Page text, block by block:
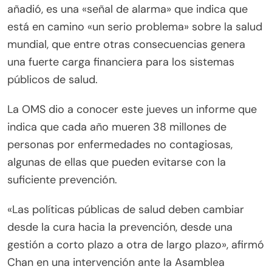
añadió, es una «señal de alarma» que indica que
está en camino «un serio problema» sobre la salud
mundial, que entre otras consecuencias genera
una fuerte carga financiera para los sistemas
públicos de salud.
La OMS dio a conocer este jueves un informe que
indica que cada año mueren 38 millones de
personas por enfermedades no contagiosas,
algunas de ellas que pueden evitarse con la
suficiente prevención.
«Las políticas públicas de salud deben cambiar
desde la cura hacia la prevención, desde una
gestión a corto plazo a otra de largo plazo», afirmó
Chan en una intervención ante la Asamblea